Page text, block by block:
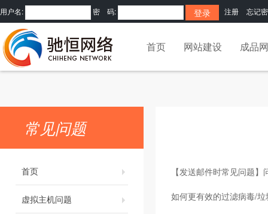
用户名: 密 码: 注册 忘记
首页 网站建设 成品
常见问题
首页
虚拟主机问题
【发送邮件时常见问题
如何更有效的过滤病毒/